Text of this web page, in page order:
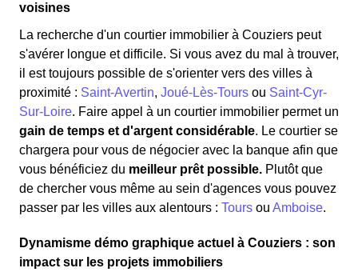
voisines
La recherche d'un courtier immobilier à Couziers peut
s'avérer longue et difficile. Si vous avez du mal à trouver,
il est toujours possible de s'orienter vers des villes à
proximité : Saint-Avertin, Joué-Lès-Tours ou Saint-Cyr-
Sur-Loire. Faire appel à un courtier immobilier permet un
gain de temps et d'argent considérable. Le courtier se
chargera pour vous de négocier avec la banque afin que
vous bénéficiez du meilleur prêt possible. Plutôt que
de chercher vous même au sein d'agences vous pouvez
passer par les villes aux alentours : Tours ou Amboise.
Dynamisme démo graphique actuel à Couziers : son
impact sur les projets immobiliers